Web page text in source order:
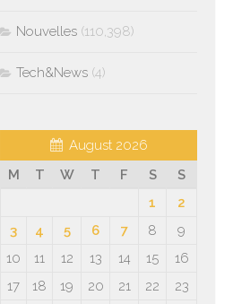
Nouvelles (110,398)
Tech&News (4)
August 2026
M
T W T F S
S
1
2
3
4 5 6 7 8
9
10
11 12 13 14 15
16
17
18 19 20 21 22
23